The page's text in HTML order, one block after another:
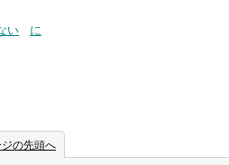
い
に
の先頭へ